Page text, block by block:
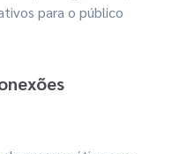
para o público